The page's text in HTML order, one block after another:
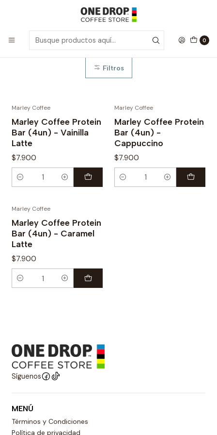
0
Inicio Barritas & Snacks
Barritas & Snacks
Filtros
Marley Coffee
Marley Coffee Protein
Bar (4un) - Vainilla
Latte
$7.900
Cantidad
Marley Coffee
Marley Coffee Protein
Bar (4un) -
Cappuccino
$7.900
Cantidad
Marley Coffee
Marley Coffee Protein
Bar (4un) - Caramel
Latte
$7.900
Cantidad
Síguenos
MENÚ
Términos y Condiciones
Política de privacidad